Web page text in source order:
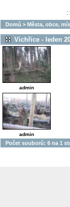
:
Domů > Města, obce,
Vichřice - leden
admin
admin
Počet souborů: 6 na 1